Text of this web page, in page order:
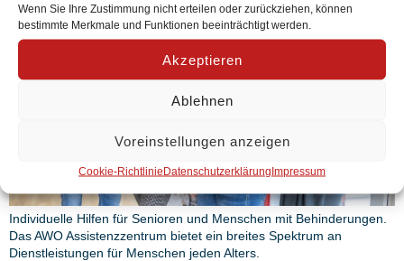
Wenn Sie Ihre Zustimmung nicht erteilen oder zurückziehen, können
bestimmte Merkmale und Funktionen beeinträchtigt werden.
Akzeptieren
Ablehnen
Voreinstellungen anzeigen
Cookie-RichtlinieDatenschutzerklärungImpressum
Individuelle Hilfen für Senioren und Menschen mit Behinderungen.
Das AWO Assistenzzentrum bietet ein breites Spektrum an
Dienstleistungen für Menschen jeden Alters.